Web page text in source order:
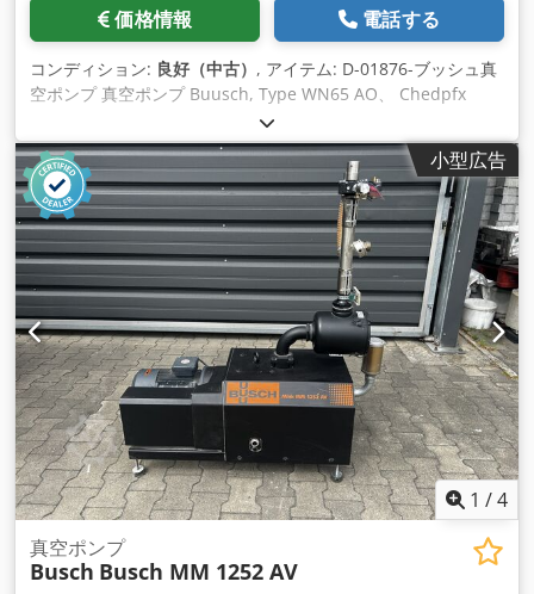
価格情報 電話する
コンディション: 良好（中古） , アイテム: D-01876-ブッシュ真
空ポンプ 真空ポンプ Buusch, Type WN65 AO、 Chedpfx
小型広告
1 /4
真空ポンプ
Busch Busch MM 1252 AV